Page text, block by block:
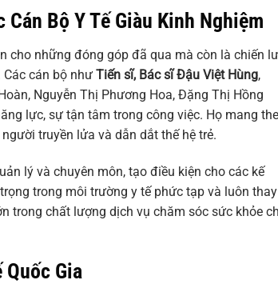
Bộ Y Tế Giàu Kinh Nghiệm
cho những đóng góp đã qua mà còn là chiến
cán bộ như Tiến sĩ, Bác sĩ Đậu Việt Hùng,
Nguyễn Thị Phương Hoa, Đặng Thị Hồng
lực, sự tận tâm trong công việc. Họ mang
truyền lửa và dẫn dắt thế hệ trẻ.
lý và chuyên môn, tạo điều kiện cho các kế
trong môi trường y tế phức tạp và luôn thay
trong chất lượng dịch vụ chăm sóc sức khỏe
Gia